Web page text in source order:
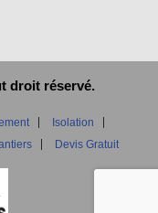
droit réservé.
Isolation
Devis Gratuit